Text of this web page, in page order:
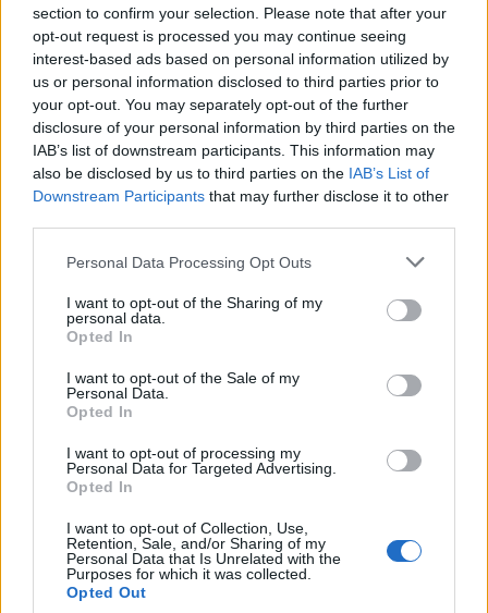
section to confirm your selection. Please note that after your
opt-out request is processed you may continue seeing
interest-based ads based on personal information utilized by
us or personal information disclosed to third parties prior to
your opt-out. You may separately opt-out of the further
disclosure of your personal information by third parties on the
IAB’s list of downstream participants. This information may
also be disclosed by us to third parties on the IAB’s List of
Downstream Participants that may further disclose it to other
Please note that this website/app uses one or more Google
not limited to your visit or usage behaviour. You may click to
grant or deny consent to Google and its third-party tags to
use your data for below specified purposes in below Google
consent section.
Personal Data Processing Opt Outs
I want to opt-out of the Sharing of my
personal data.
Opted In
I want to opt-out of the Sale of my
Personal Data.
Opted In
I want to opt-out of processing my
Personal Data for Targeted Advertising.
Opted In
I want to opt-out of Collection, Use,
Retention, Sale, and/or Sharing of my
Personal Data that Is Unrelated with the
Purposes for which it was collected.
Opted Out
1. A mélyhűtött spenótot egy tálba öntöm, és
szobahőmérsékleten hagyom kiolvadni.
2. A tésztához a lisztet összemorzsolom az apróra
vágott vajkockákkal, majd labdává gyúrom, és 2-3
evőkanál vízzel segítem, hogy minél könnyebben
összeálljon (nekem víz nélkül is egész szép labda lett
belőle). Az omlós tésztánál fontos, hogy hideg
alapanyagokkal dolgozzunk, így a vaj és a víz is
legyen hideg, és éppen csak addig morzsolgassuk a
vajat a lisztben, amíg azok teljesen összevegyülnek.